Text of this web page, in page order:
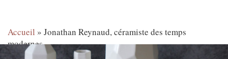
Accueil » Jonathan Reynaud, céramiste des temps
modernes